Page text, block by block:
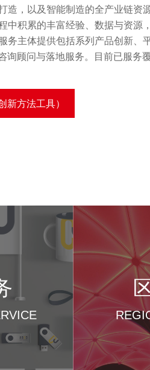
造，以及智能制造的全产业链资
中积累的丰富经验、数据与资源
务主体提供包括系列产品创新
询顾问与落地服务。目前已服务
新方法工具）